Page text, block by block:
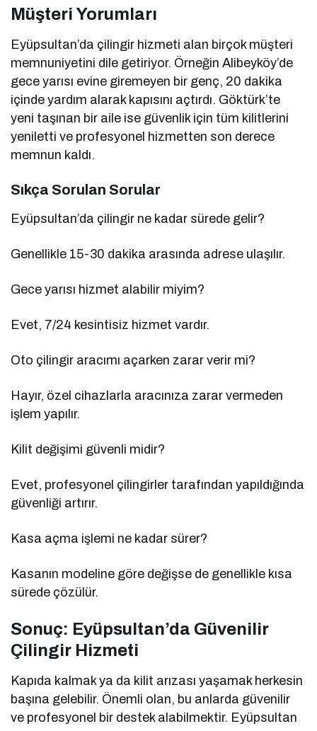
Müşteri Yorumları
Eyüpsultan’da çilingir hizmeti alan birçok müşteri
memnuniyetini dile getiriyor. Örneğin Alibeyköy’de
gece yarısı evine giremeyen bir genç, 20 dakika
içinde yardım alarak kapısını açtırdı. Göktürk’te
yeni taşınan bir aile ise güvenlik için tüm kilitlerini
yeniletti ve profesyonel hizmetten son derece
memnun kaldı.
Sıkça Sorulan Sorular
Eyüpsultan’da çilingir ne kadar sürede gelir?
Genellikle 15-30 dakika arasında adrese ulaşılır.
Gece yarısı hizmet alabilir miyim?
Evet, 7/24 kesintisiz hizmet vardır.
Oto çilingir aracımı açarken zarar verir mi?
Hayır, özel cihazlarla aracınıza zarar vermeden
işlem yapılır.
Kilit değişimi güvenli midir?
Evet, profesyonel çilingirler tarafından yapıldığında
güvenliği artırır.
Kasa açma işlemi ne kadar sürer?
Kasanın modeline göre değişse de genellikle kısa
sürede çözülür.
Sonuç: Eyüpsultan’da Güvenilir
Çilingir Hizmeti
Kapıda kalmak ya da kilit arızası yaşamak herkesin
başına gelebilir. Önemli olan, bu anlarda güvenilir
ve profesyonel bir destek alabilmektir. Eyüpsultan